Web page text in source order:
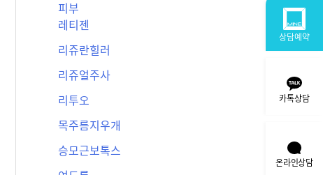
상담예약
카톡상담
온라인상담
피부
레티젠
리쥬란힐러
리쥬얼주사
리투오
목주름지우개
승모근보톡스